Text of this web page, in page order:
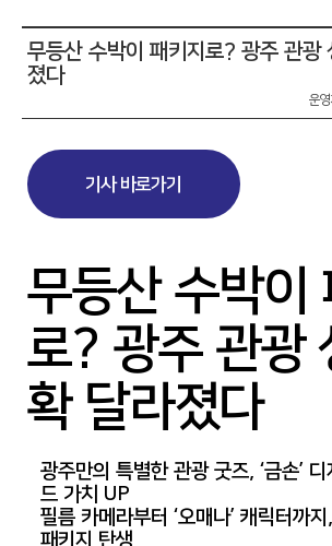
무등산 수박이 패키지로? 광주 관광
졌다
운
기사 바로가기
무등산 수박이
로? 광주 관광
확 달라졌다
광주만의 특별한 관광 굿즈, ‘금손’
드 가치 UP
필름 카메라부터 ‘오매나’ 캐릭터까
패키지 탄생